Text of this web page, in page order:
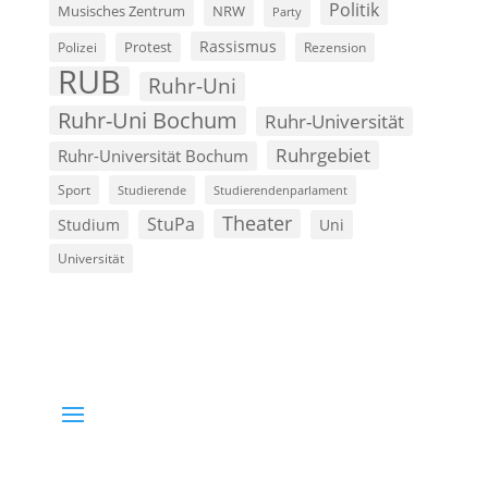
Musisches Zentrum NRW Party Politik
Polizei Protest Rassismus Rezension
RUB Ruhr-Uni
Ruhr-Uni Bochum Ruhr-Universität
Ruhr-Universität Bochum Ruhrgebiet
Sport Studierende Studierendenparlament
Studium StuPa Theater Uni
Universität